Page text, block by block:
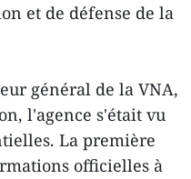
et de défense de la
général de la VNA,
l'agence s'était vu
La première
officielles à